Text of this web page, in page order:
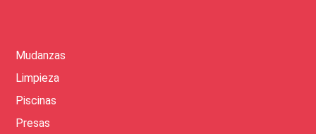
Mudanzas
Limpieza
Piscinas
Presas